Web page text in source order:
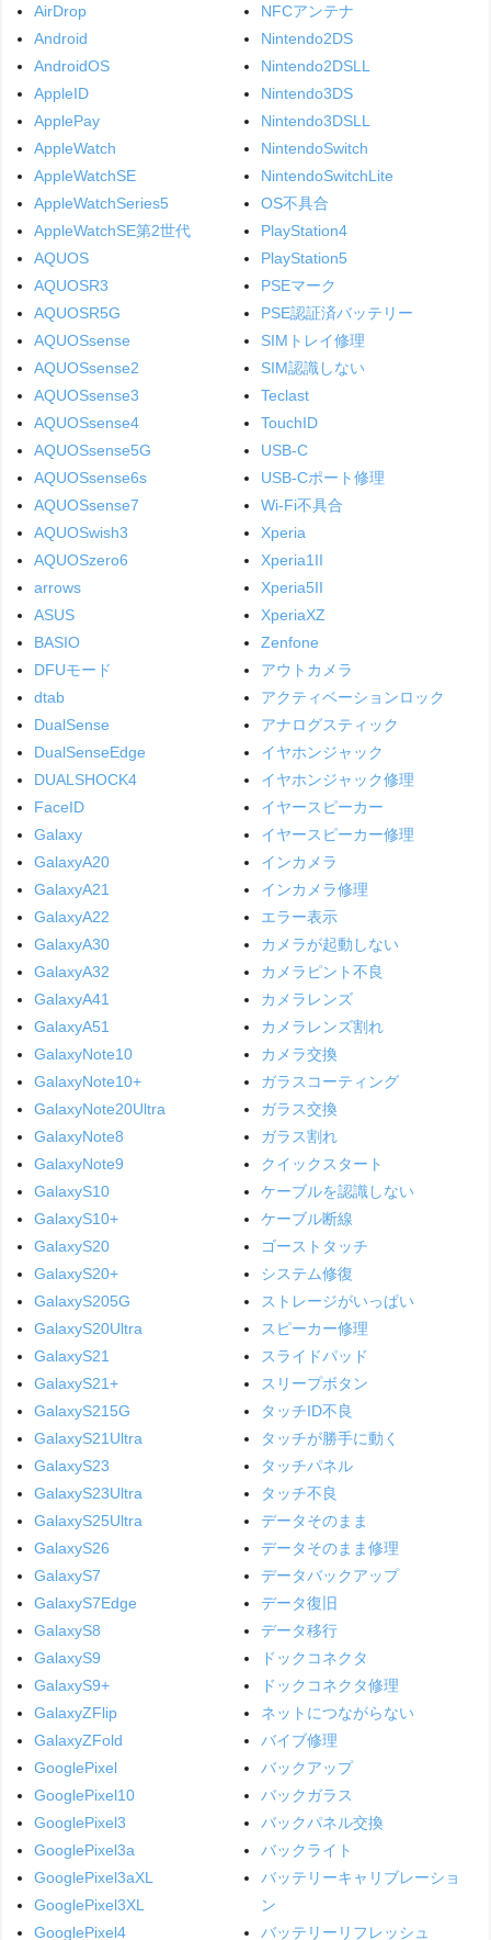
AirDrop
Android
AndroidOS
AppleID
ApplePay
AppleWatch
AppleWatchSE
AppleWatchSeries5
AppleWatchSE第2世代
AQUOS
AQUOSR3
AQUOSR5G
AQUOSsense
AQUOSsense2
AQUOSsense3
AQUOSsense4
AQUOSsense5G
AQUOSsense6s
AQUOSsense7
AQUOSwish3
AQUOSzero6
arrows
ASUS
BASIO
DFUモード
dtab
DualSense
DualSenseEdge
DUALSHOCK4
FaceID
Galaxy
GalaxyA20
GalaxyA21
GalaxyA22
GalaxyA30
GalaxyA32
GalaxyA41
GalaxyA51
GalaxyNote10
GalaxyNote10+
GalaxyNote20Ultra
GalaxyNote8
GalaxyNote9
GalaxyS10
GalaxyS10+
GalaxyS20
GalaxyS20+
GalaxyS205G
GalaxyS20Ultra
GalaxyS21
GalaxyS21+
GalaxyS215G
GalaxyS21Ultra
GalaxyS23
GalaxyS23Ultra
GalaxyS25Ultra
GalaxyS26
GalaxyS7
GalaxyS7Edge
GalaxyS8
GalaxyS9
GalaxyS9+
GalaxyZFlip
GalaxyZFold
GooglePixel
GooglePixel10
GooglePixel3
GooglePixel3a
GooglePixel3aXL
GooglePixel3XL
GooglePixel4
NFCアンテナ
Nintendo2DS
Nintendo2DSLL
Nintendo3DS
Nintendo3DSLL
NintendoSwitch
NintendoSwitchLite
OS不具合
PlayStation4
PlayStation5
PSEマーク
PSE認証済バッテリー
SIMトレイ修理
SIM認識しない
Teclast
TouchID
USB-C
USB-Cポート修理
Wi-Fi不具合
Xperia
Xperia1II
Xperia5II
XperiaXZ
Zenfone
アウトカメラ
アクティベーションロック
アナログスティック
イヤホンジャック
イヤホンジャック修理
イヤースピーカー
イヤースピーカー修理
インカメラ
インカメラ修理
エラー表示
カメラが起動しない
カメラピント不良
カメラレンズ
カメラレンズ割れ
カメラ交換
ガラスコーティング
ガラス交換
ガラス割れ
クイックスタート
ケーブルを認識しない
ケーブル断線
ゴーストタッチ
システム修復
ストレージがいっぱい
スピーカー修理
スライドパッド
スリープボタン
タッチID不良
タッチが勝手に動く
タッチパネル
タッチ不良
データそのまま
データそのまま修理
データバックアップ
データ復旧
データ移行
ドックコネクタ
ドックコネクタ修理
ネットにつながらない
バイブ修理
バックアップ
バックガラス
バックパネル交換
バックライト
バッテリーキャリブレーショ
ン
バッテリーリフレッシュ